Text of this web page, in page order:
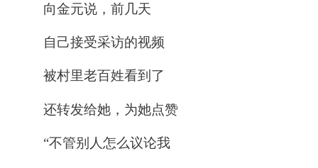
向金元说，前几天
自己接受采访的视频
被村里老百姓看到了
还转发给她，为她点赞
“不管别人怎么议论我